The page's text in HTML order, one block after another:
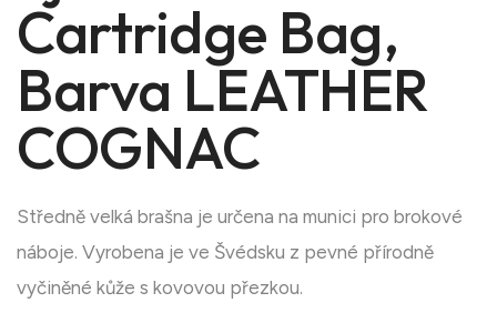
Cartridge Bag,
Barva LEATHER
COGNAC
Středně velká brašna je určena na munici pro brokové
náboje. Vyrobena je ve Švédsku z pevné přírodně
vyčiněné kůže s kovovou přezkou.